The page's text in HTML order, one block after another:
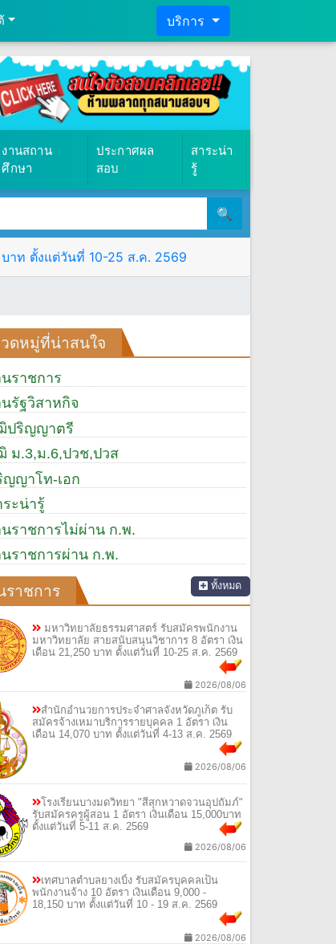
บริการ
งานสถาน
ศึกษา
ประกาศผล
สอบ
สาระน่า
รู้
🔍
าท ตั้งแต่วันที่ 10-25 ส.ค. 2569
ดหมู่ที่น่าสนใจ
นราชการ
นรัฐวิสาหกิจ
ปริญญาตรี
ม.3,ม.6,ปวช,ปวส
ญญาโท-เอก
ระน่ารู้
นราชการไม่ผ่าน ก.พ.
นราชการผ่าน ก.พ.
ราชการ ทั้งหมด
มหาวิทยาลัยธรรมศาสตร์ รับสมัครพนักงาน
มหาวิทยาลัย สายสนับสนุนวิชาการ 8 อัตรา เงิน
เดือน 21,250 บาท ตั้งแต่วันที่ 10-25 ส.ค. 2569
2026/08/06
สำนักอำนวยการประจำศาลจังหวัดภูเก็ต รับ
สมัครจ้างเหมาบริการรายบุคคล 1 อัตรา เงิน
เดือน 14,070 บาท ตั้งแต่วันที่ 4-13 ส.ค. 2569
2026/08/06
โรงเรียนบางมดวิทยา "สีสุกหวาดจวนอุปถัมภ์"
รับสมัครครูผู้สอน 1 อัตรา เงินเดือน 15,000บาท
ตั้งแต่วันที่ 5-11 ส.ค. 2569
2026/08/06
เทศบาลตำบลยางเบิ้ง รับสมัครบุคคลเป็น
พนักงานจ้าง 10 อัตรา เงินเดือน 9,000 -
18,150 บาท ตั้งแต่วันที่ 10 - 19 ส.ค. 2569
2026/08/06